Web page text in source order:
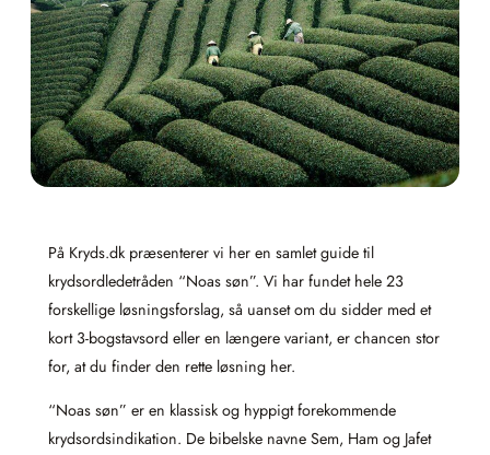
På Kryds.dk præsenterer vi her en samlet guide til
krydsordledetråden “Noas søn”. Vi har fundet hele 23
forskellige løsningsforslag, så uanset om du sidder med et
kort 3‑bogstavsord eller en længere variant, er chancen stor
for, at du finder den rette løsning her.
“Noas søn” er en klassisk og hyppigt forekommende
krydsordsindikation. De bibelske navne Sem, Ham og Jafet